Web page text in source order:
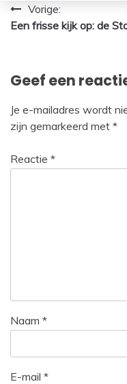
Bericht
navigatie
Vorige:
Een frisse kijk op: de
Geef een
Je e-mailadres wordt
zijn gemarkeerd met *
Reactie *
Naam *
E-mail *